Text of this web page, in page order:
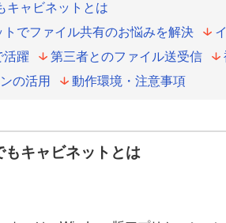
キャビネットとは
トでファイル共有のお悩みを解決
活躍
第三者とのファイル送受信
の活用
動作環境・注意事項
もキャビネットとは